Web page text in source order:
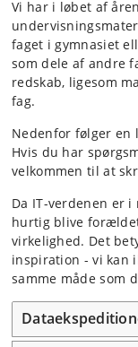
Vi har i løbet af
faget i gymnasiet
som dele af andre
redskab, ligesom
fag.
Nedenfor følger en
Hvis du har
velkommen til at
Da IT-verdenen er
hurtig blive
virkelighed. Det
inspiration - vi kan
samme måde som